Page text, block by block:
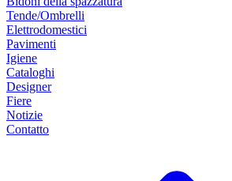
Tende/Ombrelli
Elettrodomestici
Pavimenti
Igiene
Cataloghi
Designer
Fiere
Notizie
Contatto